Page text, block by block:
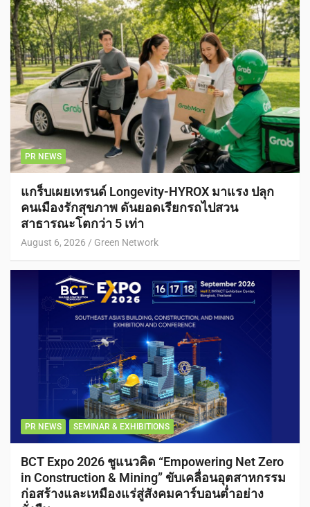
PR NEWS
แกร็บเผยเทรนด์ Longevity-HYROX มาแรง ปลุก
คนเมืองรักสุขภาพ ดันยอดเรียกรถไปสวน
สาธารณะโตกว่า 5 เท่า
August 6, 2026 Green Network
PR NEWS SEMINAR & EXHIBITIONS
BCT Expo 2026 ชูแนวคิด “Empowering Net Zero
in Construction & Mining” ขับเคลื่อนอุตสาหกรรม
ก่อสร้างและเหมืองแร่สู่สังคมคาร์บอนต่ำอย่าง